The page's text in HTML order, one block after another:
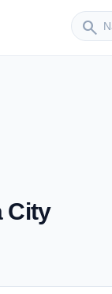
search
Sender
City